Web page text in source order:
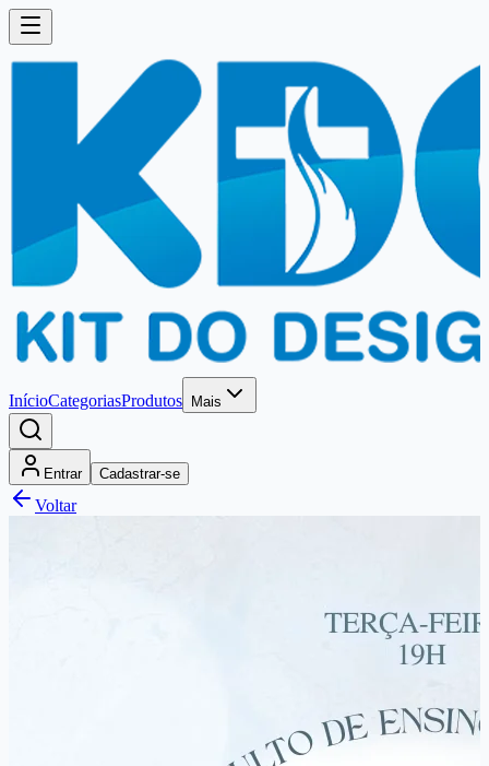
InícioCategoriasProdutos Mais
Entrar Cadastrar-se
Voltar